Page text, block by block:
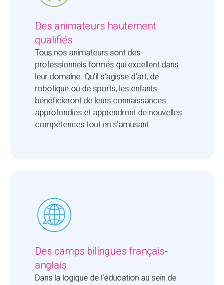
Des animateurs hautement
qualifiés
Tous nos animateurs sont des
professionnels formés qui excellent dans
leur domaine. Qu'il s'agisse d'art, de
robotique ou de sports, les enfants
bénéficieront de leurs connaissances
approfondies et apprendront de nouvelles
compétences tout en s'amusant.
Des camps bilingues français-
anglais
Dans la logique de l'éducation au sein de